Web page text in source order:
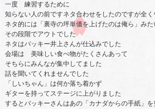
一度 練習するために
知らない人の前ですネタ合わせをしたのですが全
ネタ的には「裏寺の坪単価を上げたのは俺ら」み
その段階でアウトでした
ネタはバッキー井上さんが仕込みでした
会場は 美味しい食べ物がたくさんあって
そちらにみんなが集中してました
話を聞いてくれませんでした
「しいちゃん」は何か落ち着かず
ギターを持ってステージに上がりました
するとバッキーさんはあの「カナダからの手紙」